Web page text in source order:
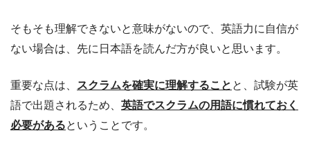
そもそも理解できないと意味がないので、英語力に自信が
ない場合は、先に日本語を読んだ方が良いと思います。
重要な点は、 スクラムを確実に理解すること と、試験が英
語で出題されるため、 英語でスクラムの用語に慣れておく
必要があるということです。